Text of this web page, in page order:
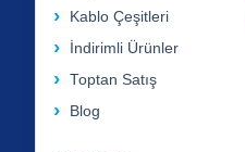
Kablo Çeşitleri
İndirimli Ürünler
Toptan Satış
Blog